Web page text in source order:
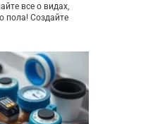
все о видах,
пола! Создайте